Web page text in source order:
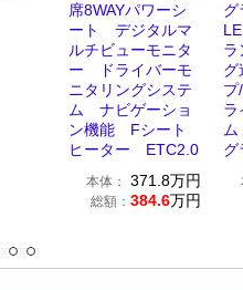
席8WAYパワーシ
ート デジタルマ
ルチビューモニタ
ー ドライバーモ
ニタリングシステ
ム ナビゲーショ
ン機能 Fシート
ヒーター ETC2.0
本体： 371.8万円
総額： 384.6万円
ラ
グ
プ
ラ
グ